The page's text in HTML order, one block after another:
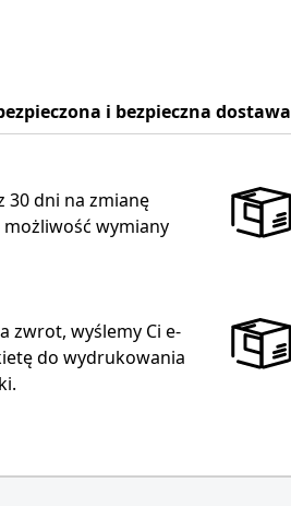
i bezpieczna dostawa
30 dni na zmianę
wymiany
zwrot, wyślemy Ci e-
do wydrukowania